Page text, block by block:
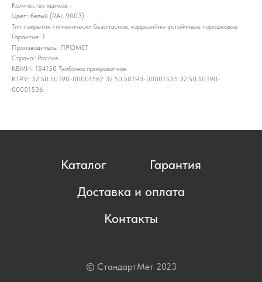
Количество ящиков: -
Цвет:: белый (RAL 9003)
Тип покрытия: гигиенически безопасное, коррозийно-устойчивое порошковое
Гарантия:: 1
Производитель:: ПРОМЕТ
Страна:: Россия
КВМИ:: 184150 Тумбочка прикроватная
КТРУ:: 32.50.50.190-00001562 32.50.50.190-00001535 32.50.50.190-
00001536
Каталог
Гарантия
Доставка и оплата
Контакты
© СтандартМет 2023